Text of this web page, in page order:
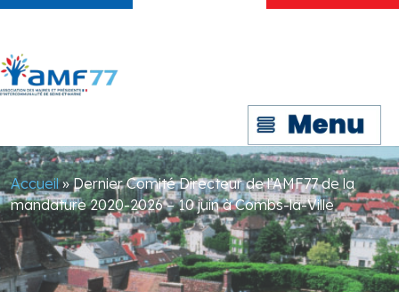
Accueil»Dernier Comité Directeur de l’AMF77 de la
mandature 2020-2026 – 10 juin à Combs-la-Ville